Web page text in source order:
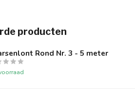
producten
Rond Nr. 3 - 5 meter